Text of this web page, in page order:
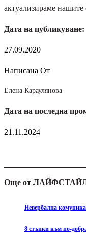
актуализираме нашите
Дата на публикуване:
27.09.2020
Написана От
Елена Караулянова
Дата на последна
21.11.2024
Още от
Невербална
8 стъпки към по-